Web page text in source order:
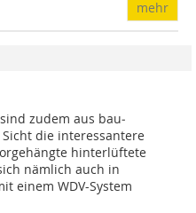
mehr
sind zudem aus bau­
die interessantere
hinterlüftete
nämlich auch in
einem WDV-System